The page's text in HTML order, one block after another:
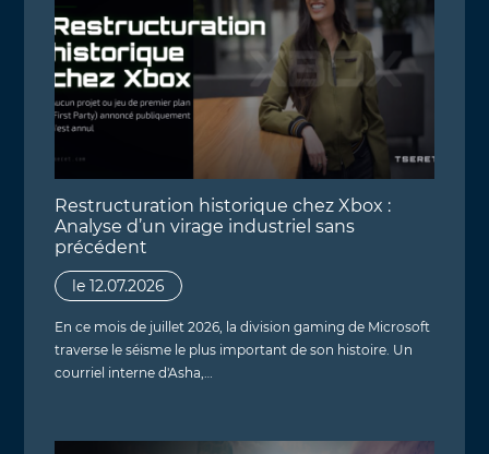
Restructuration historique chez Xbox :
Analyse d’un virage industriel sans
précédent
le 12.07.2026
En ce mois de juillet 2026, la division gaming de Microsoft
traverse le séisme le plus important de son histoire. Un
courriel interne d'Asha,…